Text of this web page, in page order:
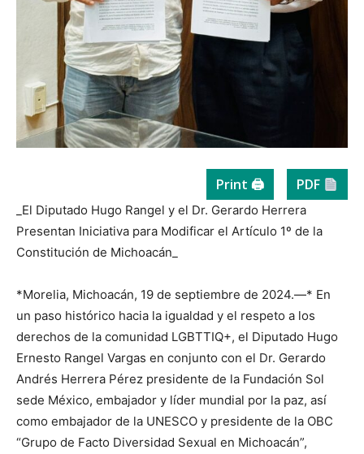
Print 🖨 PDF
_El Diputado Hugo Rangel y el Dr. Gerardo Herrera
Presentan Iniciativa para Modificar el Artículo 1º de la
Constitución de Michoacán_
*Morelia, Michoacán, 19 de septiembre de 2024.—* En
un paso histórico hacia la igualdad y el respeto a los
derechos de la comunidad LGBTTIQ+, el Diputado Hugo
Ernesto Rangel Vargas en conjunto con el Dr. Gerardo
Andrés Herrera Pérez presidente de la Fundación Sol
sede México, embajador y líder mundial por la paz, así
como embajador de la UNESCO y presidente de la OBC
“Grupo de Facto Diversidad Sexual en Michoacán”,